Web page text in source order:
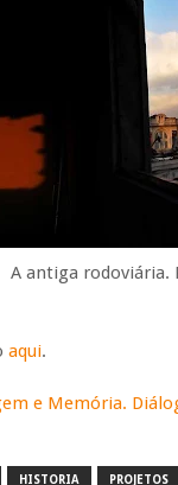
A antiga rodoviária.
aqui.
e Memória.
HISTORIA PROJETOS